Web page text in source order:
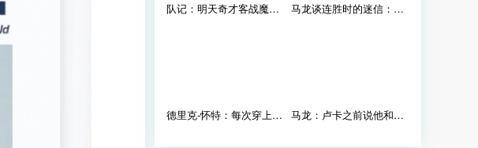
队记：明天奇才客战魔术 米德尔顿&斯玛特因伤病管理缺席比赛 马龙谈连胜时的迷信：我两周没洗内裤了 全明星假期让我很难过
德里克-怀特：每次穿上凯尔特人队球衣 我都知道这是一种恩赐 马龙：卢卡之前说他和詹姆斯会轮流打关键球 这是多么奢侈啊